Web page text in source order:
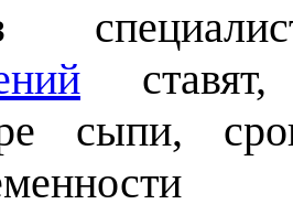
сыпи,